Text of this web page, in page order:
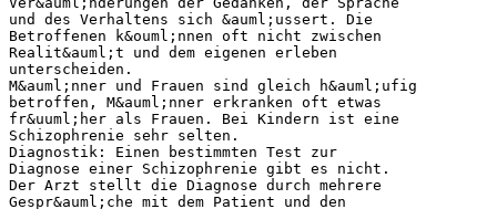
und des Verhaltens sich &auml;ussert. Die
Betroffenen k&ouml;nnen oft nicht zwischen
Realit&auml;t und dem eigenen erleben
unterscheiden.
M&auml;nner und Frauen sind gleich h&auml;ufig
betroffen, M&auml;nner erkranken oft etwas
fr&uuml;her als Frauen. Bei Kindern ist eine
Schizophrenie sehr selten.
Diagnostik: Einen bestimmten Test zur
Diagnose einer Schizophrenie gibt es nicht.
Der Arzt stellt die Diagnose durch mehrere
Gespr&auml;che mit dem Patient und den